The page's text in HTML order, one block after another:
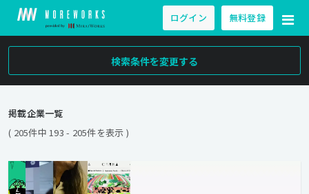
ログイン 無料登録
検索条件を変更する
掲載企業一覧
( 205件中 193 - 205件を表示 )